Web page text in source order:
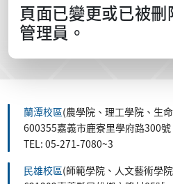
頁面已變更或已被
管理員。
蘭潭校區(農學院、理工學院、生
600355嘉義市鹿寮里學府路300號
TEL: 05-271-7080~3
民雄校區(師範學院、人文藝術學